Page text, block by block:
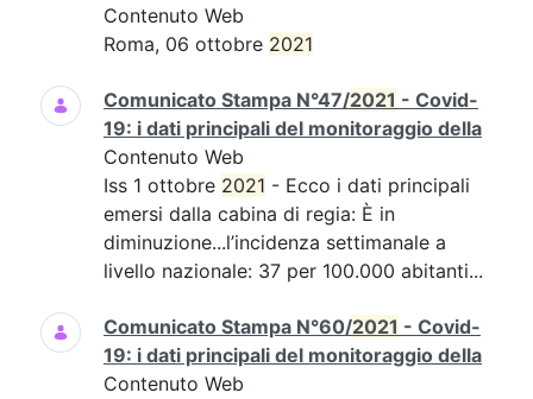
Contenuto Web
Roma, 06 ottobre 2021
Comunicato Stampa N°47/2021 - Covid-
19: i dati principali del monitoraggio della
Contenuto Web
Iss 1 ottobre 2021 - Ecco i dati principali
emersi dalla cabina di regia: È in
diminuzione...l’incidenza settimanale a
livello nazionale: 37 per 100.000 abitanti...
Comunicato Stampa N°60/2021 - Covid-
19: i dati principali del monitoraggio della
Contenuto Web